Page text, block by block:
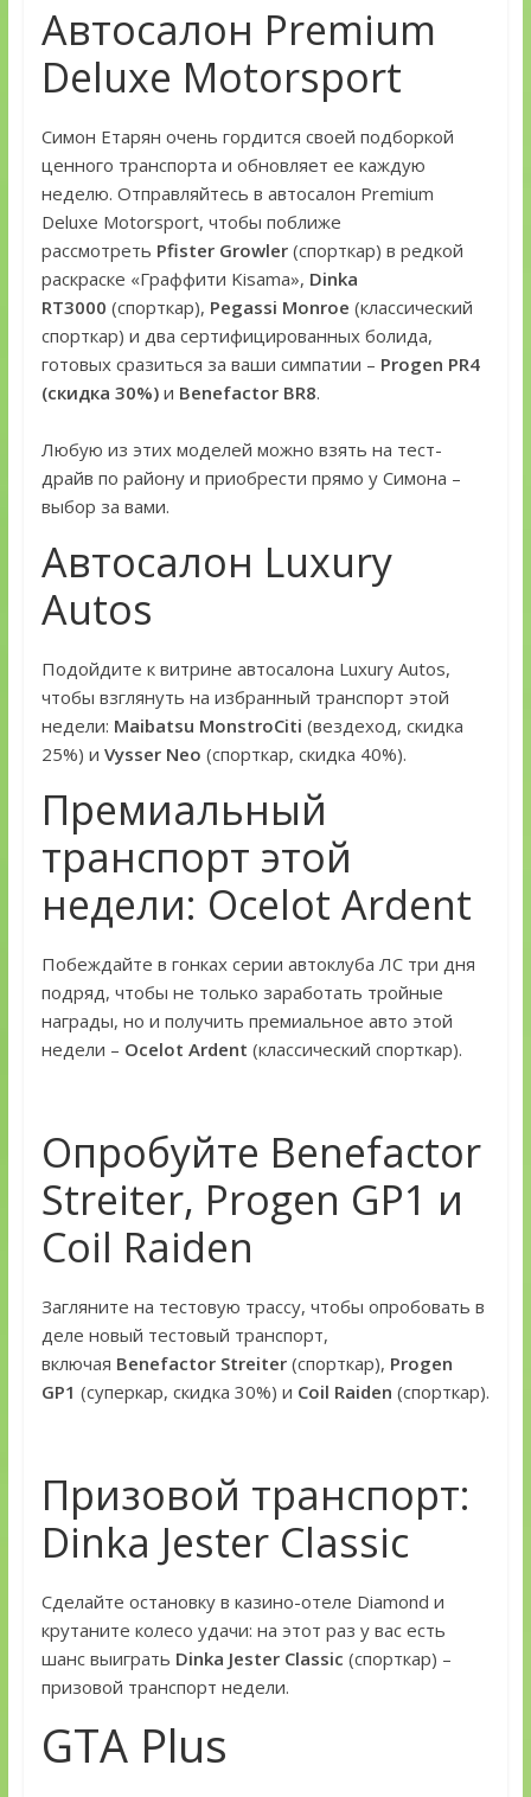
Автосалон Premium
Deluxe Motorsport
Симон Етарян очень гордится своей подборкой
ценного транспорта и обновляет ее каждую
неделю. Отправляйтесь в автосалон Premium
Deluxe Motorsport, чтобы поближе
рассмотреть Pfister Growler(спорткар) в редкой
раскраске «Граффити Kisama», Dinka
RT3000 (спорткар), Pegassi Monroe (классический
спорткар) и два сертифицированных болида,
готовых сразиться за ваши симпатии – Progen PR4
(скидка 30%)и Benefactor BR8.
Любую из этих моделей можно взять на тест-
драйв по району и приобрести прямо у Симона –
выбор за вами.
Автосалон Luxury
Autos
Подойдите к витрине автосалона Luxury Autos,
чтобы взглянуть на избранный транспорт этой
недели: Maibatsu MonstroCiti (вездеход, скидка
25%) и Vysser Neo (спорткар, скидка 40%).
Премиальный
транспорт этой
недели: Ocelot Ardent
Побеждайте в гонках серии автоклуба ЛС три дня
подряд, чтобы не только заработать тройные
награды, но и получить премиальное авто этой
недели – Ocelot Ardent (классический спорткар).
Опробуйте Benefactor
Streiter, Progen GP1 и
Coil Raiden
Загляните на тестовую трассу, чтобы опробовать в
деле новый тестовый транспорт,
включая Benefactor Streiter(спорткар), Progen
GP1 (суперкар, скидка 30%) и Coil Raiden (спорткар).
Призовой транспорт:
Dinka Jester Classic
Сделайте остановку в казино-отеле Diamond и
крутаните колесо удачи: на этот раз у вас есть
шанс выиграть Dinka Jester Classic (спорткар) –
призовой транспорт недели.
GTA Plus